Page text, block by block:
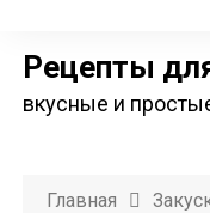
Рецепты
вкусные и
Главная